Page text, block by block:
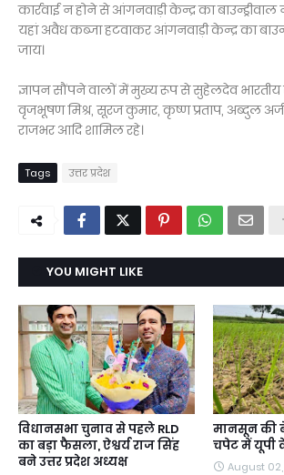
कार्रवाई न होने से आंगनवाड़ी केन्द्र का बाउन्ड्रीवाल
यहां अवैध कब्जा हटवाकर आंगनवाड़ी केन्द्र का
जाय।
ज्ञापन सौंपने वालों में मुख्य रूप से सुहेलदेव भारतीय
वृजभूषण मिश्र, सूरज कुमार, कृष्ण प्रताप, अब्दुल
राजभर आदि शामिल रहे।
Tags उत्तर प्रदेश
YOU MIGHT LIKE
विधानसभा चुनाव से पहले RLD
का बड़ा फैसला, ऐश्वर्य राज सिंह
बने उत्तर प्रदेश अध्यक्ष
मानसून की
चपेट में यूपी
August